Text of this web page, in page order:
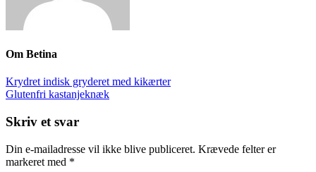
Om Betina
Krydret indisk gryderet med kikærter
Glutenfri kastanjeknæk
Skriv et svar
Din e-mailadresse vil ikke blive publiceret. Krævede felter er
markeret med *